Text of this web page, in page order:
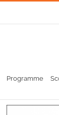
Programme